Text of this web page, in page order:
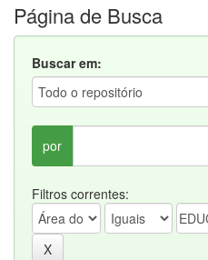
Página de Busca
Buscar em:
por
Filtros correntes: